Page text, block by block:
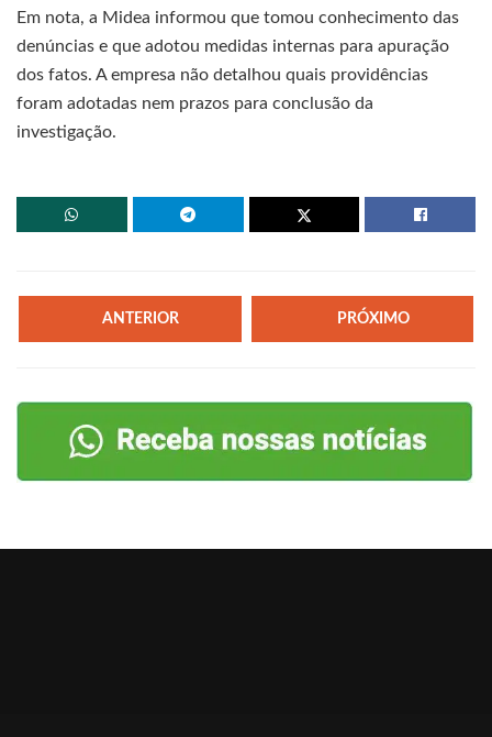
Em nota, a Midea informou que tomou conhecimento das
denúncias e que adotou medidas internas para apuração
dos fatos. A empresa não detalhou quais providências
foram adotadas nem prazos para conclusão da
investigação.
ANTERIOR PRÓXIMO